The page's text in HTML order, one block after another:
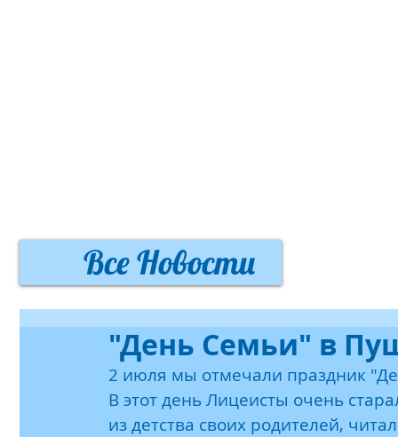
Все Новости
"День Семьи" в
2 июля мы отмечали праздник
В этот день Лицеисты очень
из детства своих родителей,